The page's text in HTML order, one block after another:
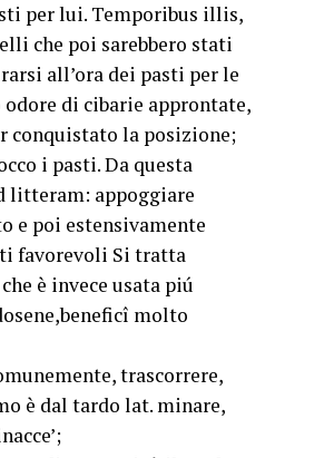
per lui. Temporibus illis,
che poi sarebbero stati
all’ora dei pasti per le
di cibarie approntate,
conquistato la posizione;
i pasti. Da questa
litteram: appoggiare
e poi estensivamente
favorevoli Si tratta
è invece usata piú
molto
trascorrere,
è dal tardo lat. minare,